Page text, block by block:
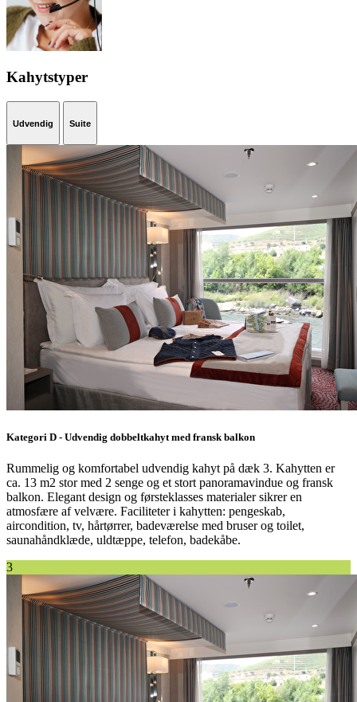
Kahytstyper
Udvendig Suite
Kategori D - Udvendig dobbeltkahyt med fransk balkon
Rummelig og komfortabel udvendig kahyt på dæk 3. Kahytten er
ca. 13 m2 stor med 2 senge og et stort panoramavindue og fransk
balkon. Elegant design og førsteklasses materialer sikrer en
atmosfære af velvære. Faciliteter i kahytten: pengeskab,
aircondition, tv, hårtørrer, badeværelse med bruser og toilet,
saunahåndklæde, uldtæppe, telefon, badekåbe.
3